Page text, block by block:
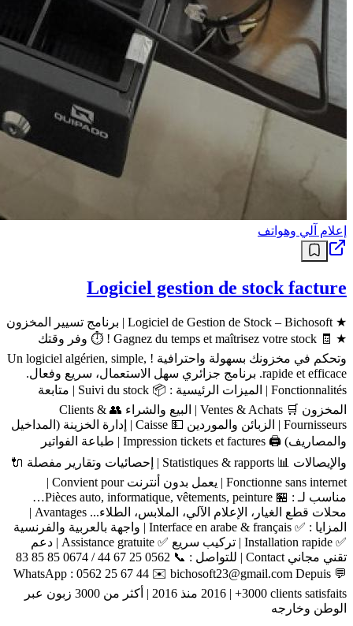
إعلام آلي وهواتف
Logiciel gestion de stock facture
★ Logiciel de Gestion de Stock – Bichosoft | برنامج تسيير المخزون
★ 🧾 Gagnez du temps et maîtrisez votre stock ! ⏱️ وفر وقتك
وتحكم في مخزونك بسهولة واحترافية ! Un logiciel algérien, simple,
rapide et efficace. برنامج جزائري سهل الاستعمال، سريع وفعال.
Fonctionnalités | الميزات الرئيسية : 📦 Suivi du stock | متابعة
المخزون 🛒 Ventes & Achats | البيع والشراء 👥 Clients &
Fournisseurs | الزبائن والموردين 💵 Caisse | إدارة الخزينة (المداخيل
والمصاريف) 🖨️ Impression tickets et factures | طباعة الفواتير
والإيصالات 📊 Statistiques & rapports | إحصائيات وتقارير مفصلة 🔌
Fonctionne sans internet | يعمل بدون أنترنت Convient pour |
مناسب لـ : 🏪 Pièces auto, informatique, vêtements, peinture…
محلات قطع الغيار، الإعلام الآلي، الملابس، الطلاء... Avantages |
المزايا : ✅ Interface en arabe & français | واجهة بالعربية والفرنسية
✅ Installation rapide | تركيب سريع ✅ Assistance gratuite | دعم
تقني مجاني Contact | للتواصل : 📞 0562 25 67 44 / 0674 85 85 83
💬 WhatsApp : 0562 25 67 44 ✉️ bichosoft23@gmail.com Depuis
2016 | +3000 clients satisfaits منذ 2016 | أكثر من 3000 زبون عبر
الوطن وخارجه